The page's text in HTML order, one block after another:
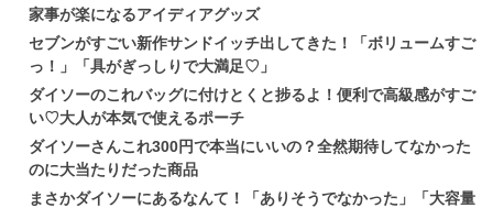
家事が楽になるアイディアグッズ
セブンがすごい新作サンドイッチ出してきた！「ボリュームすご
っ！」「具がぎっしりで大満足♡」
ダイソーのこれバッグに付けとくと捗るよ！便利で高級感がすご
い♡大人が本気で使えるポーチ
ダイソーさんこれ300円で本当にいいの？全然期待してなかった
のに大当たりだった商品
まさかダイソーにあるなんて！「ありそうでなかった」「大容量